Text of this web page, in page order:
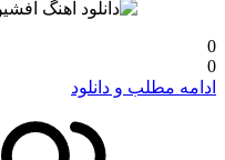
0
0
ادامه مطلب و دانلود